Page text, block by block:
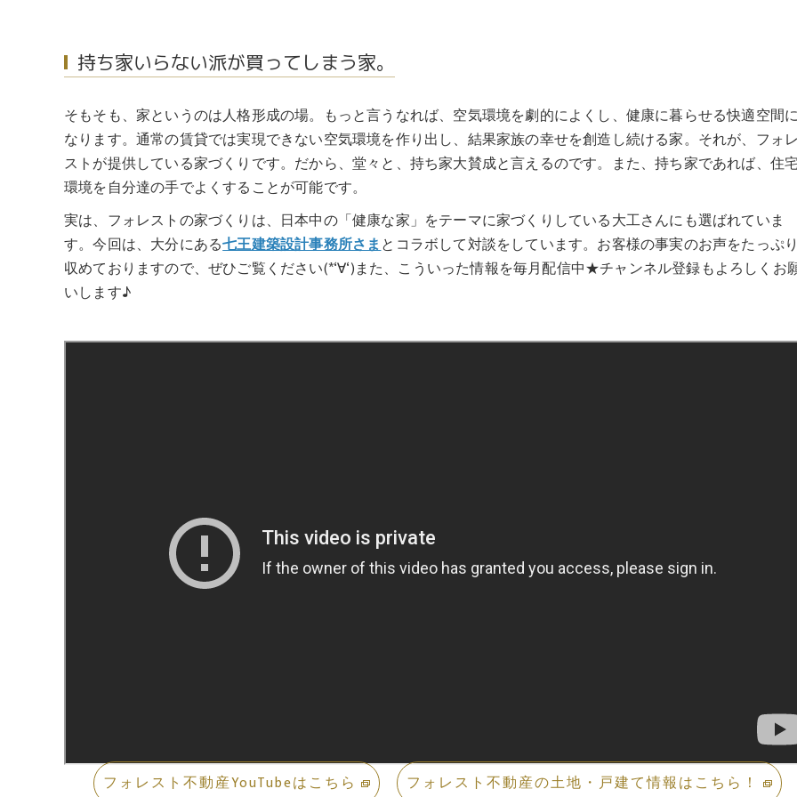
持ち家いらない派が買ってしまう家。
そもそも、家というのは人格形成の場。もっと言うなれば、空気環境を劇的によくし、健康に暮らせる快適空間に
なります。通常の賃貸では実現できない空気環境を作り出し、結果家族の幸せを創造し続ける家。それが、フォレ
ストが提供している家づくりです。だから、堂々と、持ち家大賛成と言えるのです。また、持ち家であれば、住宅
環境を自分達の手でよくすることが可能です。
実は、フォレストの家づくりは、日本中の「健康な家」をテーマに家づくりしている大工さんにも選ばれていま
す。今回は、大分にある七王建築設計事務所さまとコラボして対談をしています。お客様の事実のお声をたっぷり
収めておりますので、ぜひご覧ください(*‘∀‘)また、こういった情報を毎月配信中★チャンネル登録もよろしくお
いします♪
フォレスト不動産YouTubeはこちら フォレスト不動産の土地・戸建て情報はこちら！